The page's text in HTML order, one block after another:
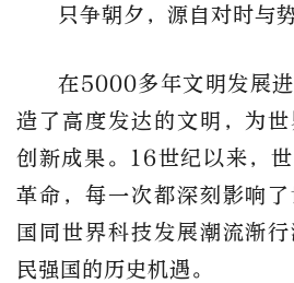
只争朝夕，源自对时与
在5000多年文明发展
造了高度发达的文明，为
创新成果。16世纪以来，
革命，每一次都深刻影响
国同世界科技发展潮流渐
民强国的历史机遇。